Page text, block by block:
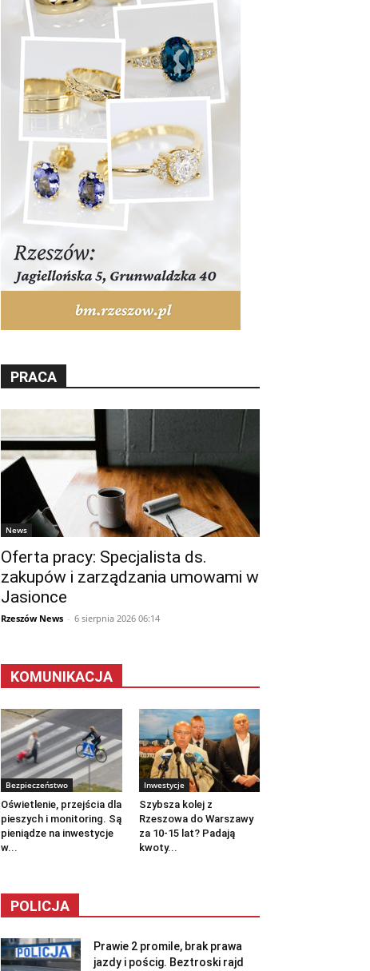
PRACA
News
Oferta pracy: Specjalista ds.
zakupów i zarządzania umowami w
Jasionce
Rzeszów News - 6 sierpnia 2026 06:14
KOMUNIKACJA
Bezpieczeństwo
Oświetlenie, przejścia dla
pieszych i monitoring. Są
pieniądze na inwestycje
w...
Inwestycje
Szybsza kolej z
Rzeszowa do Warszawy
za 10-15 lat? Padają
kwoty...
POLICJA
Prawie 2 promile, brak prawa
jazdy i pościg. Beztroski rajd